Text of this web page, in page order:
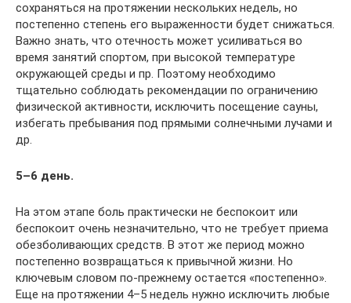
сохраняться на протяжении нескольких недель, но
постепенно степень его выраженности будет снижаться.
Важно знать, что отечность может усиливаться во
время занятий спортом, при высокой температуре
окружающей среды и пр. Поэтому необходимо
тщательно соблюдать рекомендации по ограничению
физической активности, исключить посещение сауны,
избегать пребывания под прямыми солнечными лучами и
др.
5–6 день.
На этом этапе боль практически не беспокоит или
беспокоит очень незначительно, что не требует приема
обезболивающих средств. В этот же период можно
постепенно возвращаться к привычной жизни. Но
ключевым словом по-прежнему остается «постепенно».
Еще на протяжении 4–5 недель нужно исключить любые